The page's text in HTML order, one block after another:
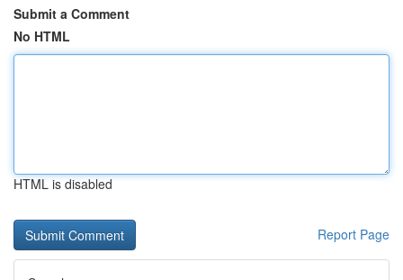
Submit a Comment
No HTML
HTML is disabled
Report Page